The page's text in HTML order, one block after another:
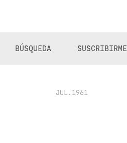
BÚSQUEDA SUSCRIBIRME
JUL.1961